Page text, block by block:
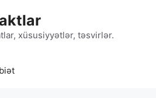
xüsusiyyətlər, təsvirlər.